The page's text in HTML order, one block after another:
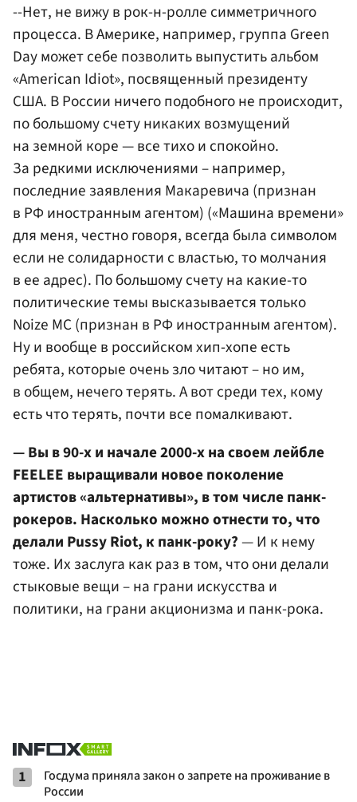
--Нет, не вижу в рок-н-ролле симметричного
процесса. В Америке, например, группа Green
Day может себе позволить выпустить альбом
«American Idiot», посвященный президенту
США. В России ничего подобного не происходит,
по большому счету никаких возмущений
на земной коре — все тихо и спокойно.
За редкими исключениями – например,
последние заявления Макаревича (признан
в РФ иностранным агентом) («Машина времени»
для меня, честно говоря, всегда была символом
если не солидарности с властью, то молчания
в ее адрес). По большому счету на какие-то
политические темы высказывается только
Noize MC (признан в РФ иностранным агентом).
Ну и вообще в российском хип-хопе есть
ребята, которые очень зло читают – но им,
в общем, нечего терять. А вот среди тех, кому
есть что терять, почти все помалкивают.
— Вы в 90-х и начале 2000-х на своем лейбле
FEELEE выращивали новое поколение
артистов «альтернативы», в том числе панк-
рокеров. Насколько можно отнести то, что
делали Pussy Riot, к панк-року?— И к нему
тоже. Их заслуга как раз в том, что они делали
стыковые вещи – на грани искусства и
политики, на грани акционизма и панк-рока.
1
Госдума приняла закон о запрете на проживание в
России